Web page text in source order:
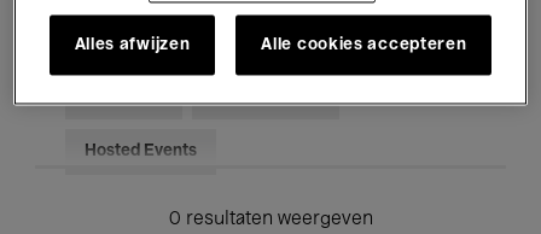
Voor iedereen Kids’ Palace
Hosted Events
0 resultaten weergeven
Alles afwijzen Alle cookies accepteren